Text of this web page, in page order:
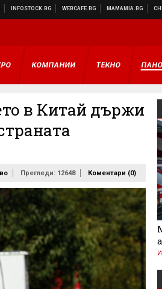
КОМПАНИИ ТЕКНО
в Китай държи
Прегледи: 12648 Коментари (0)